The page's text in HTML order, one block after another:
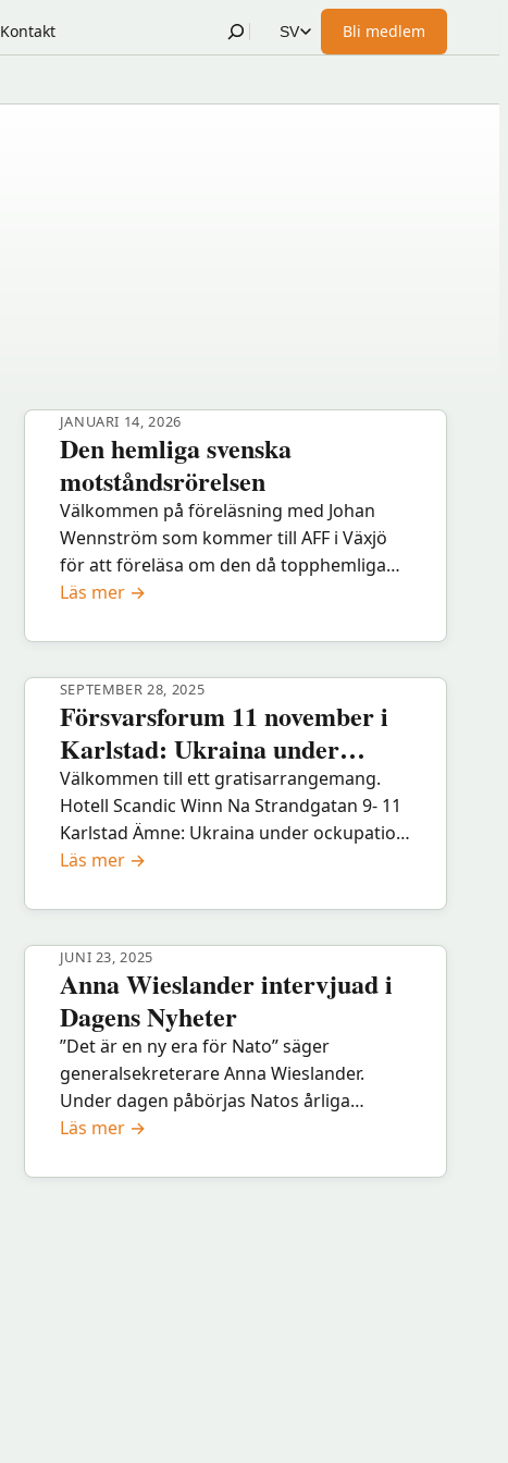
Kontakt Sök SV Bli medlem
(öppnas
JANUARI 14, 2026
Den hemliga svenska
motståndsrörelsen
Välkommen på föreläsning med Johan
Wennström som kommer till AFF i Växjö
för att föreläsa om den då topphemliga
planeringen för det svenska motståndet.
Läs mer →:
hemliga
svenska
motståndsrörelsen
SEPTEMBER 28, 2025
Försvarsforum 11 november i
Karlstad: Ukraina under
ockupation
Välkommen till ett gratisarrangemang.
Hotell Scandic Winn Na Strandgatan 9- 11
Karlstad Ämne: Ukraina under ockupation
Föredragshållare: Anders Emanuelson f.d
Michael Sahlin f.d ambassadör Kungliga
krigsvetenskapsakademin Sherii…
Läs mer →:
11
november
i
Karlstad:
Ukraina
under
ockupation
JUNI 23, 2025
Anna Wieslander intervjuad i
Dagens Nyheter
”Det är en ny era för Nato” säger
generalsekreterare Anna Wieslander.
Under dagen påbörjas Natos årliga
toppmöte i Haag i Nederländerna som
en längre…
Läs mer →:
Wieslander